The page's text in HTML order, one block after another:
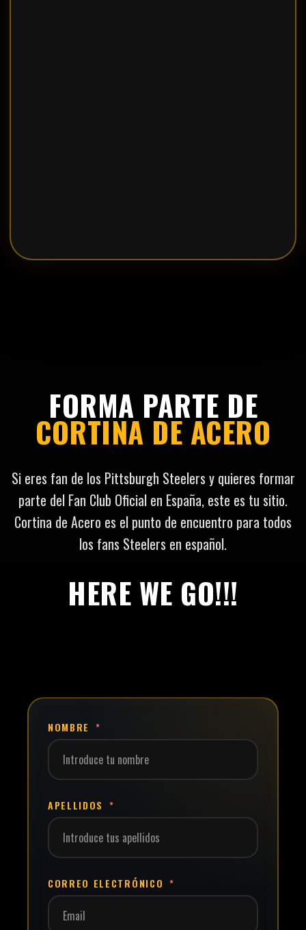
FORMA PARTE DE
CORTINA DE ACERO
Si eres fan de los Pittsburgh Steelers y quieres formar
parte del Fan Club Oficial en España, este es tu sitio.
Cortina de Acero es el punto de encuentro para todos
los fans Steelers en español.
HERE WE GO!!!
NOMBRE
APELLIDOS
CORREO ELECTRÓNICO